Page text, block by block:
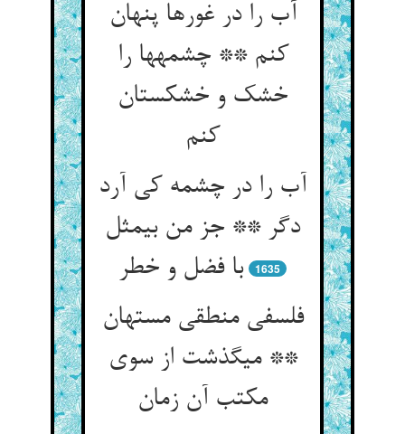
آب را در غورها پنهان
کنم ** چشمه‏ها را
خشک و خشکستان
کنم‏
آب را در چشمه کی آرد
دگر ** جز من بی‏مثل
با فضل و خطر
1635
فلسفی منطقی مستهان
** می‏گذشت از سوی
مکتب آن زمان‏